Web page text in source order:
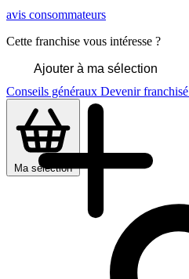
Conseils généraux Devenir franchisé
Ma sélection
avis consommateurs
Cette franchise vous intéresse ?
Ajouter à ma sélection